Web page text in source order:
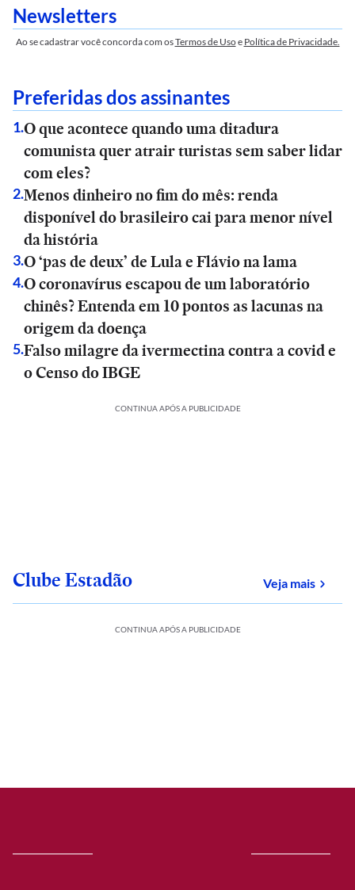
Newsletters
Ao se cadastrar você concorda com osTermos de Usoe Política de Privacidade.
Preferidas dos assinantes
1.O que acontece quando uma ditadura
comunista quer atrair turistas sem saber lidar
com eles?
2.Menos dinheiro no fim do mês: renda
disponível do brasileiro cai para menor nível
da história
3.O ‘pas de deux’ de Lula e Flávio na lama
4.O coronavírus escapou de um laboratório
chinês? Entenda em 10 pontos as lacunas na
origem da doença
5.Falso milagre da ivermectina contra a covid e
o Censo do IBGE
CONTINUA APÓS A PUBLICIDADE
Clube Estadão Veja maissobre
CONTINUA APÓS A PUBLICIDADE